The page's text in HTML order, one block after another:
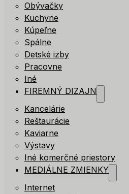
Obývačky
Kuchyne
Kúpeľne
Spálne
Detské izby
Pracovne
Iné
FIREMNÝ DIZAJN
Kancelárie
Reštaurácie
Kaviarne
Výstavy
Iné komerčné priestory
MEDIÁLNE ZMIENKY
Internet